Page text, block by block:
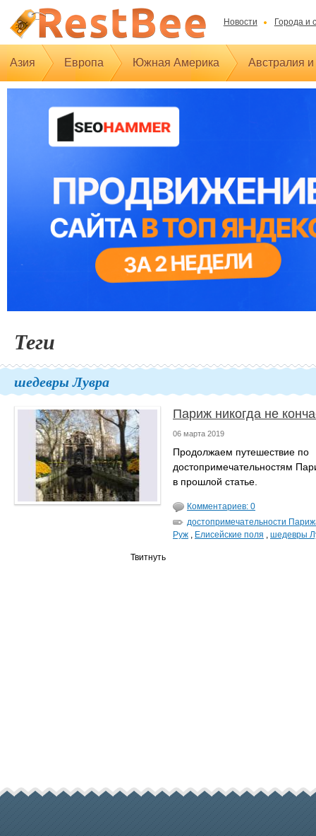
Новости Города и
Азия Европа Южная Америка Австралия
Теги
шедевры Лувра
Париж никогда не
06 марта 2019
Продолжаем путешествие по
достопримечательностям
в прошлой статье.
Комментариев: 0
достопримечательности
Руж , Елисейские поля , шедевры
Твитнуть